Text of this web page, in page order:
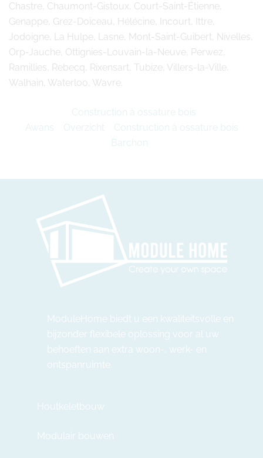
Chastre, Chaumont-Gistoux, Court-Saint-Étienne,
Genappe, Grez-Doiceau, Hélécine, Incourt, Ittre,
Jodoigne, La Hulpe, Lasne, Mont-Saint-Guibert, Nivelles,
Orp-Jauche, Ottignies-Louvain-la-Neuve, Perwez,
Ramillies, Rebecq, Rixensart, Tubize, Villers-la-Ville,
Walhain, Waterloo, Wavre.
Construction à ossature bois
Awans
Overzicht
Construction à ossature bois
Barchon
ModuleHome biedt u een kwaliteitsvolle en
bijzonder flexibele oplossing voor al uw
behoeften aan extra woon-, werk- en
ontspanruimte.
Houtkeletbouw
Modulair bouwen